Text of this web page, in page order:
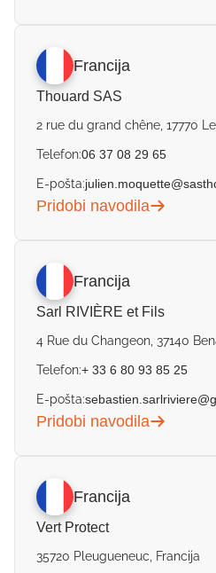
Francija
Thouard SAS
2 rue du grand chêne, 17770
Telefon:06 37 08 29 65
E-pošta:
Pridobi navodila
Francija
Sarl RIVIÈRE et Fils
4 Rue du Changeon, 37140
Telefon:+ 33 6 80 93 85 25
E-pošta:
Pridobi navodila
Francija
Vert Protect
35720 Pleugueneuc, Francija